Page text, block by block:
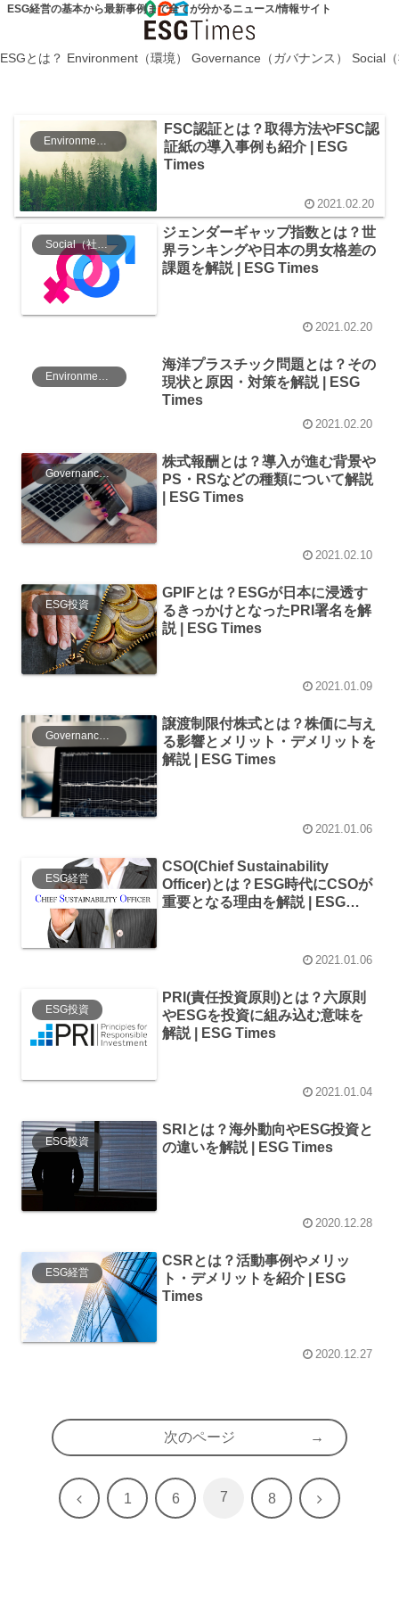
ESG経営の基本から最新事例まで全てが分かるニュース/情報サイト
ESGとは？ Environment（環境） Governance（ガバナンス） Social
Environment（環境）
FSC認証とは？取得方法やFSC認
証紙の導入事例も紹介 | ESG
Times
2021.02.20
Social（社会）
ジェンダーギャップ指数とは？世
界ランキングや日本の男女格差の
課題を解説 | ESG Times
2021.02.20
海洋プラスチック問題とは？その
現状と原因・対策を解説 | ESG
Times
2021.02.20
Governance（ガバナンス）
株式報酬とは？導入が進む背景や
PS・RSなどの種類について解説
| ESG Times
2021.02.10
ESG投資
GPIFとは？ESGが日本に浸透す
るきっかけとなったPRI署名を解
説 | ESG Times
2021.01.09
Governance（ガバナンス）
譲渡制限付株式とは？株価に与え
る影響とメリット・デメリットを
解説 | ESG Times
2021.01.06
ESG経営
CSO(Chief Sustainability
Officer)とは？ESG時代にCSOが
重要となる理由を解説 | ESG
2021.01.06
ESG投資
PRI(責任投資原則)とは？六原則
やESGを投資に組み込む意味を
解説 | ESG Times
2021.01.04
ESG投資
SRIとは？海外動向やESG投資と
の違いを解説 | ESG Times
2020.12.28
ESG経営
CSRとは？活動事例やメリッ
ト・デメリットを紹介 | ESG
Times
2020.12.27
次のページ
前 1 6 7 8 次